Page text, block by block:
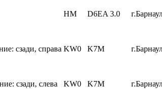
HM D6EA 3.0
сзади, справа KW0 K7M
сзади, слева KW0 K7M